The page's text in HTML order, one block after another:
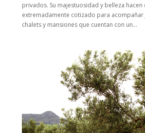
privados. Su majestuosidad y belleza
extremadamente cotizado para acompañar
chalets y mansiones que cuentan con un...